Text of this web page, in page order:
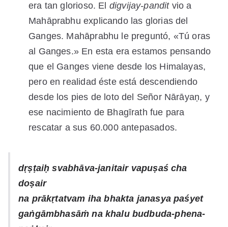
era tan glorioso. El digvijay-pandit vio a
Mahāprabhu explicando las glorias del
Ganges. Mahāprabhu le preguntó, «Tú oras
al Ganges.» En esta era estamos pensando
que el Ganges viene desde los Himalayas,
pero en realidad éste está descendiendo
desde los pies de loto del Señor Nārāyaṇ, y
ese nacimiento de Bhagīrath fue para
rescatar a sus 60.000 antepasados.
dṛṣṭaiḥ svabhāva-janitair vapuṣaś cha
doṣair
na prākṛtatvam iha bhakta janasya paśyet
gaṅgāmbhasāṁ na khalu budbuda-phena-